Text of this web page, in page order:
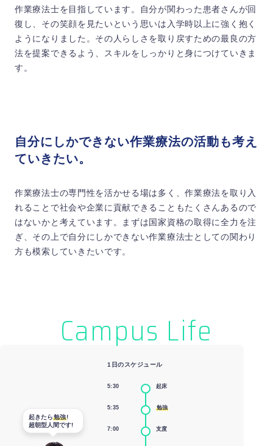
作業療法士を目指しています。自分が関わった患者さんが回
復し、その笑顔を見たいという思いは入学時以上に強く抱く
ようになりました。その人らしさを取り戻すための最良の方
法を提案できるよう、スキルをしっかりと身につけていきま
す。
自分にしかできない作業療法の活動も考え
ていきたい。
作業療法士の専門性を活かせる場は多く、作業療法を取り入
れることで社会や企業に貢献できることもたくさんあるので
はないかと考えています。まずは国家資格の取得に全力を注
ぎ、その上で自分にしかできない作業療法士としての関わり
方も模索していきたいです。
Campus Life
起きたら勉強!
超朝型人間です!
1日のスケジュール
5:30 起床
5:35 勉強
7:00 支度